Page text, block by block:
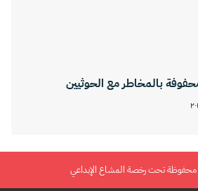
بالمخاطر مع الحوثيين
تحت رخصة المشاع الإبداعي